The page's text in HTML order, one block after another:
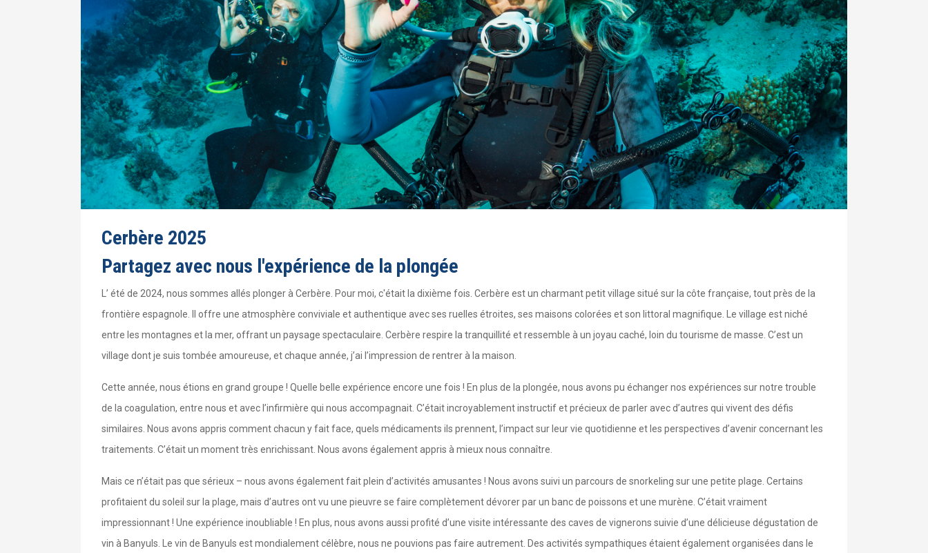
Cerbère 2025
Partagez avec nous l'expérience de la plongée
L’ été de 2024, nous sommes allés plonger à Cerbère. Pour moi, c'était la dixième fois. Cerbère est un charmant petit village situé sur la côte française, tout près de la
frontière espagnole. Il offre une atmosphère conviviale et authentique avec ses ruelles étroites, ses maisons colorées et son littoral magnifique. Le village est niché
entre les montagnes et la mer, offrant un paysage spectaculaire. Cerbère respire la tranquillité et ressemble à un joyau caché, loin du tourisme de masse. C’est un
village dont je suis tombée amoureuse, et chaque année, j’ai l’impression de rentrer à la maison.
Cette année, nous étions en grand groupe ! Quelle belle expérience encore une fois ! En plus de la plongée, nous avons pu échanger nos expériences sur notre trouble
de la coagulation, entre nous et avec l’infirmière qui nous accompagnait. C’était incroyablement instructif et précieux de parler avec d’autres qui vivent des défis
similaires. Nous avons appris comment chacun y fait face, quels médicaments ils prennent, l’impact sur leur vie quotidienne et les perspectives d’avenir concernant les
traitements. C’était un moment très enrichissant. Nous avons également appris à mieux nous connaître.
Mais ce n’était pas que sérieux – nous avons également fait plein d’activités amusantes ! Nous avons suivi un parcours de snorkeling sur une petite plage. Certains
profitaient du soleil sur la plage, mais d’autres ont vu une pieuvre se faire complètement dévorer par un banc de poissons et une murène. C’était vraiment
impressionnant ! Une expérience inoubliable ! En plus, nous avons aussi profité d’une visite intéressante des caves de vignerons suivie d’une délicieuse dégustation de
vin à Banyuls. Le vin de Banyuls est mondialement célèbre, nous ne pouvions pas faire autrement. Des activités sympathiques étaient également organisées dans le